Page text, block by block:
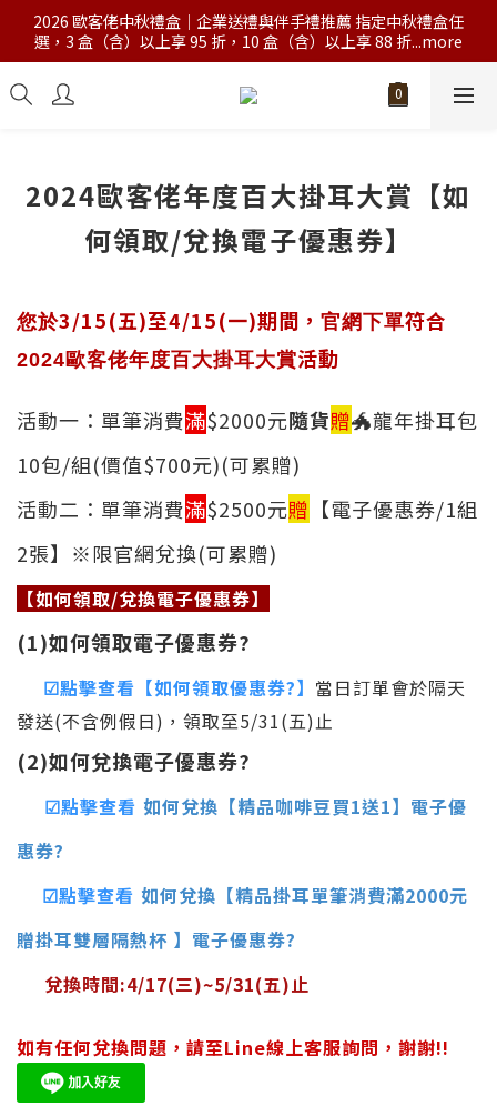
2026 歐客佬中秋禮盒｜企業送禮與伴手禮推薦 指定中秋禮盒任
選，3 盒（含）以上享 95 折，10 盒（含）以上享 88 折...more
2024歐客佬年度百大掛耳大賞【如
何領取/兌換電子優惠券】
您於3/15(五)至4/15(一)期間， 官網下單符合
2024歐客佬年度百大掛耳大賞活動
活動一：單筆消費滿$2000元隨貨贈🐲龍年掛耳包
10包/組(價值$700元)(可累贈)
活動二 ： 單筆消費滿$2500元贈 【電子優惠券/1組
2張】 ※限官網兌換(可累贈)
【如何領取/兌換電子優惠券】
(1)如何領取電子優惠券?
☑點擊查看【如何領取優惠券?】 當日訂單會於隔天
發送(不含例假日)， 領取至5/31(五)止
(2)如何兌換電子優惠券?
☑點擊查看 如何兌換【精品咖啡豆買1送1】電子優
惠券?
☑點擊查看 如何兌換【精品掛耳單筆消費滿2000元
贈掛耳雙層隔熱杯 】電子優惠券?
兌換時間:4/17(三)~5/31(五)止
如有任何兌換問題，請至Line線上客服詢問，謝謝!!